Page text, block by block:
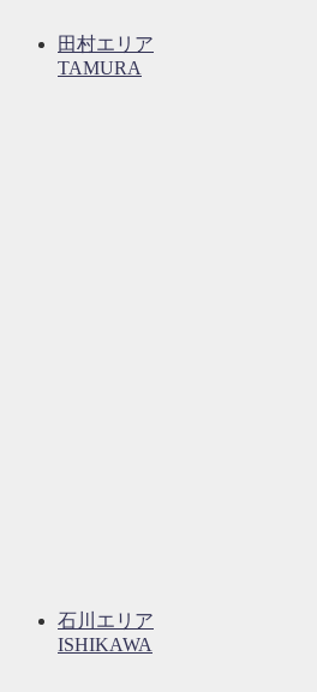
田村エリア
TAMURA
石川エリア
ISHIKAWA